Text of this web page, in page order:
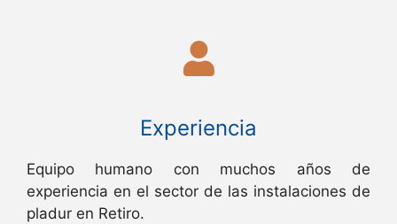
Experiencia
Equipo humano con muchos años de
experiencia en el sector de las instalaciones de
pladur en Retiro.